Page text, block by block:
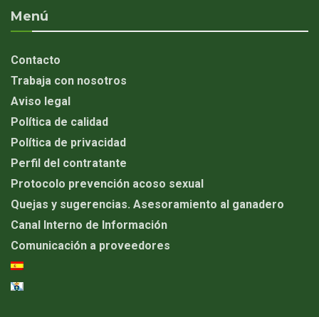
Menú
Contacto
Trabaja con nosotros
Aviso legal
Política de calidad
Política de privacidad
Perfil del contratante
Protocolo prevención acoso sexual
Quejas y sugerencias. Asesoramiento al ganadero
Canal Interno de Información
Comunicación a proveedores